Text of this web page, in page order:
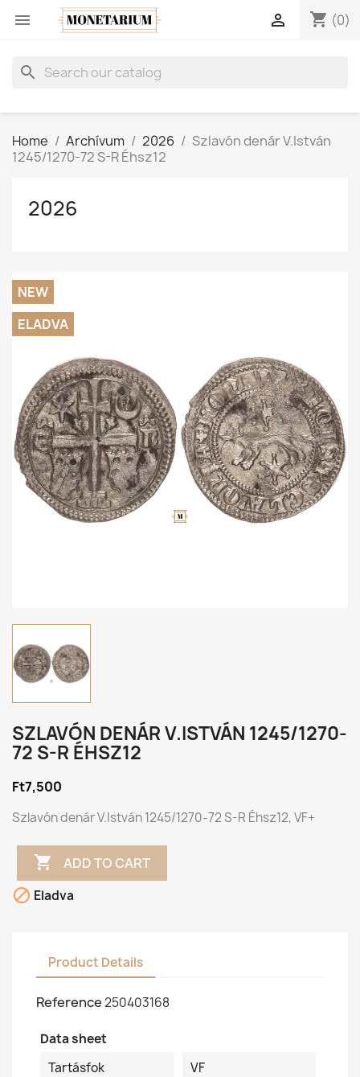
 shopping_cart (0)

search
Home Archívum 2026
Szlavón denár V.István
1245/1270-72 S-R Éhsz12
2026
NEW
ELADVA
SZLAVÓN DENÁR V.ISTVÁN 1245/1270-
72 S-R ÉHSZ12
Ft7,500
Szlavón denár V.István 1245/1270-72 S-R Éhsz12, VF+
 ADD TO CART
 Eladva
Product Details
Reference250403168
Data sheet
Tartásfok
VF